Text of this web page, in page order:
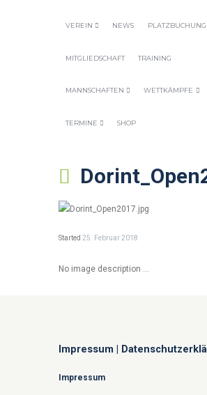
VEREIN NEWS PLATZBUCHUNG
MITGLIEDSCHAFT TRAINING
MANNSCHAFTEN WETTKÄMPFE
TERMINE SHOP
Started 25. Februar 2018
No image description ...
Impressum |
Impressum